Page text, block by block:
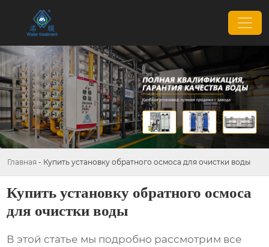
Главная - Купить установку обратного осмоса для очистки воды
Купить установку обратного осмоса
для очистки воды
В этой статье мы подробно рассмотрим все